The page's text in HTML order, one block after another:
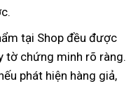
tại Shop đều được
tờ chứng minh rõ ràng.
phát hiện hàng giả,